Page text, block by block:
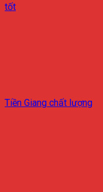
tốt
Tiền Giang chất lượng